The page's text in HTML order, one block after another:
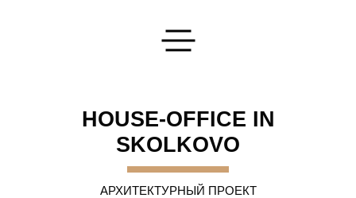
HOUSE-OFFICE IN
SKOLKOVO
АРХИТЕКТУРНЫЙ ПРОЕКТ